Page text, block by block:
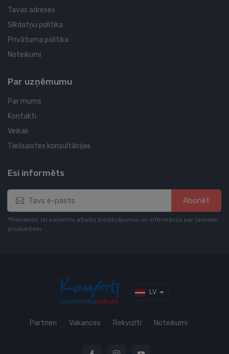
Tavas adreses
Sīkdatņu politika
Privātuma politika
Noteikumi
Par uzņēmumu
Par mums
Kontakti
Veikali
Tiešsaistes konsultācijas
Esi informēts
Abonēt
*Piesakies, lai saņemtu atlaižu piedāvājumus un informāciju par jauniem
produktiem
LV
Partneri Vakances Rekvizīti Noteikumi